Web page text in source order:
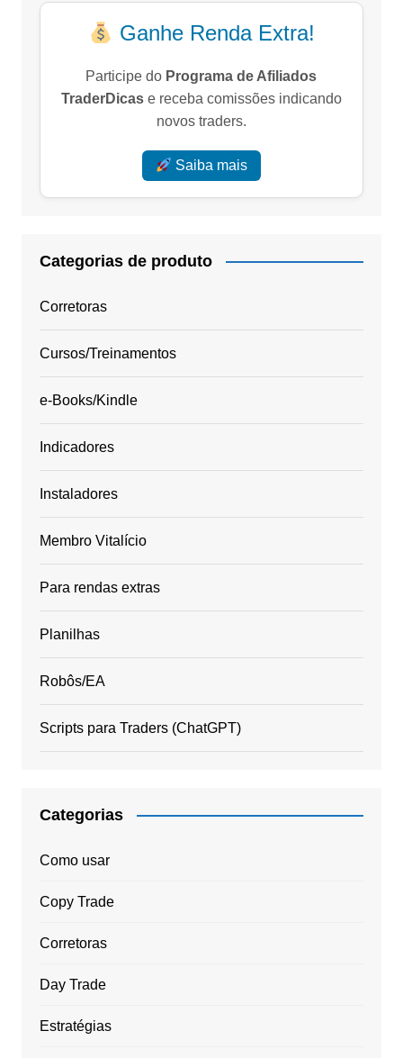
Ganhe Renda Extra!
Participe do Programa de Afiliados
TraderDicase receba comissões indicando
novos traders.
Saiba mais
Categorias de produto
Corretoras
Cursos/Treinamentos
e-Books/Kindle
Indicadores
Instaladores
Membro Vitalício
Para rendas extras
Planilhas
Robôs/EA
Scripts para Traders (ChatGPT)
Categorias
Como usar
Copy Trade
Corretoras
Day Trade
Estratégias